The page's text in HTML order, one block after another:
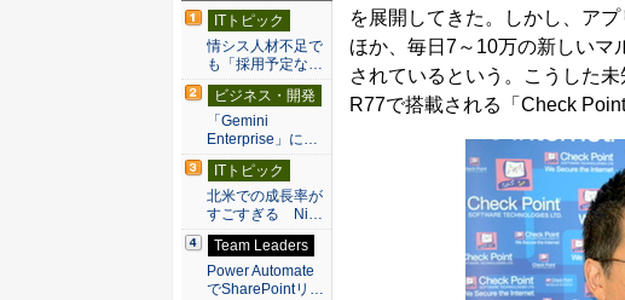
を展開してきた。しかし、ア
ほか、毎日7～10万の新しいマ
されているという。こうした
R77で搭載される「Check
アクセスランキン
グ
ITトピック
情シス人材不足で
も「採用予定な…
ビジネス・開発
「Gemini
Enterprise」に…
ITトピック
北米での成長率が
すごすぎる Ni…
Team Leaders
Power Automate
でSharePointリ…